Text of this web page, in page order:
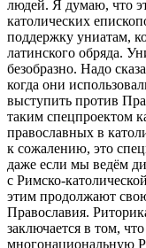
людей. Я думаю, что
католических
поддержку униатам,
латинского обряда.
безобразно. Надо
когда они
выступить против
таким спецпроектом
православных в
к сожалению, это
даже если мы ведём
с Римско-
этим продолжают
Православия.
заключается в том,
многонациональную